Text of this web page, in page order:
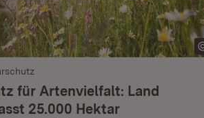
für Artenvielfalt: Land
25.000 Hektar